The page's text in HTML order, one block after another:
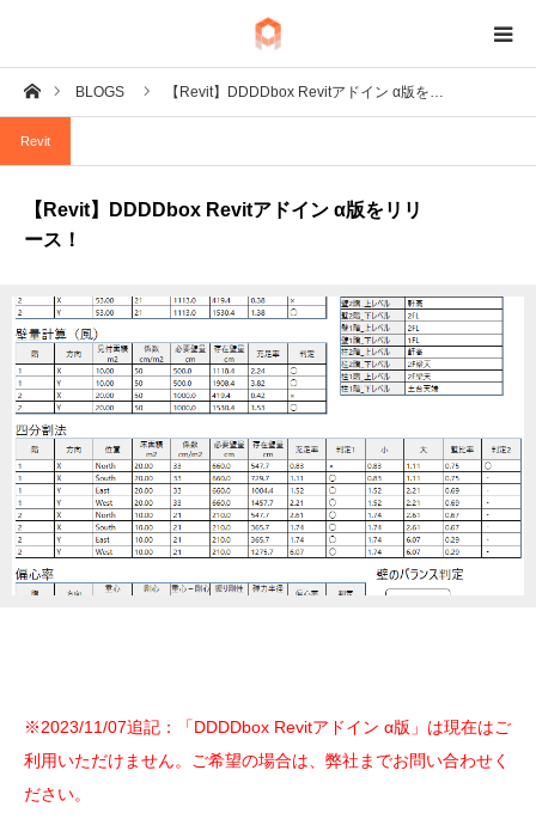
ホームBLOGS 【Revit】DDDDbox Revitアドイン α版を…
Revit
【Revit】DDDDbox Revitアドイン α版をリリ
ース！
※2023/11/07追記：「DDDDbox Revitアドイン α版」は現在はご
利用いただけません。ご希望の場合は、弊社までお問い合わせく
ださい。
BIM
IoT
Tech